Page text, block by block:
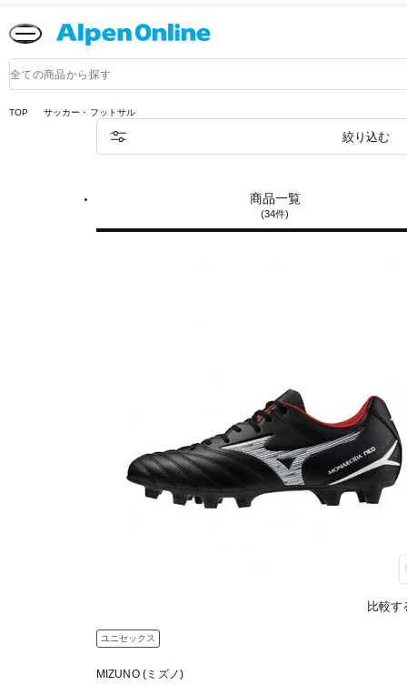
品
検
TOP
サッカー・フットサル
商品一覧
(34件)
絞り込む
比較す
ユニセックス
MIZUNO (ミズノ)